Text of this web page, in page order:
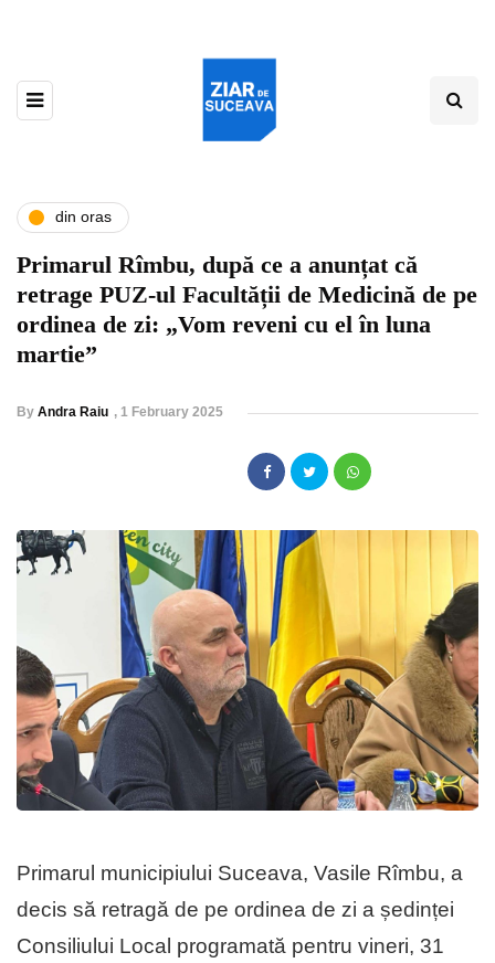
din oras
Primarul Rîmbu, după ce a anunțat că
retrage PUZ-ul Facultății de Medicină de pe
ordinea de zi: „Vom reveni cu el în luna
martie”
By Andra Raiu , 1 February 2025
Primarul municipiului Suceava, Vasile Rîmbu, a
decis să retragă de pe ordinea de zi a ședinței
Consiliului Local programată pentru vineri, 31